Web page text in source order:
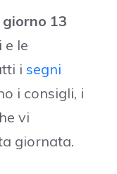
13
e le
i segni
i consigli, i
vi
giornata.